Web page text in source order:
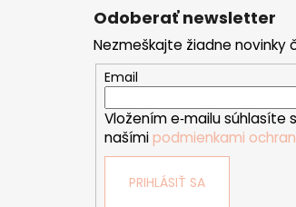
Odoberať newsletter
Nezmeškajte žiadne novinky
Email
Vložením e‑mailu
našími podmienkami
PRIHLÁSIŤ SA